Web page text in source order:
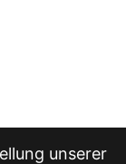
unserer